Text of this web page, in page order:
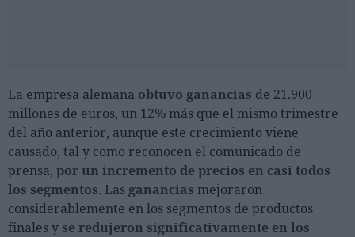
La empresa alemana obtuvo ganancias de 21.900
millones de euros, un 12% más que el mismo trimestre
del año anterior, aunque este crecimiento viene
causado, tal y como reconocen el comunicado de
prensa, por un incremento de precios en casi todos
los segmentos. Las ganancias mejoraron
considerablemente en los segmentos de productos
finales y se redujeron significativamente en los